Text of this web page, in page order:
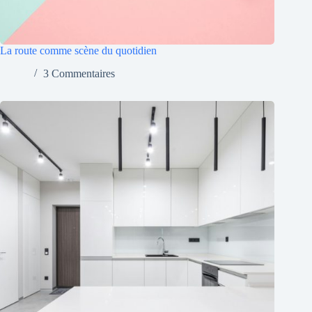
La route comme scène du quotidien
3 Commentaires